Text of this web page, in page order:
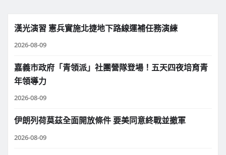
漢光演習 憲兵實施北捷地下路線運補任務演練
2026-08-09
嘉義市政府「青領派」社團營隊登場！五天四夜培育青
年領導力
2026-08-09
伊朗列荷莫茲全面開放條件 要美同意終戰並撤軍
2026-08-09